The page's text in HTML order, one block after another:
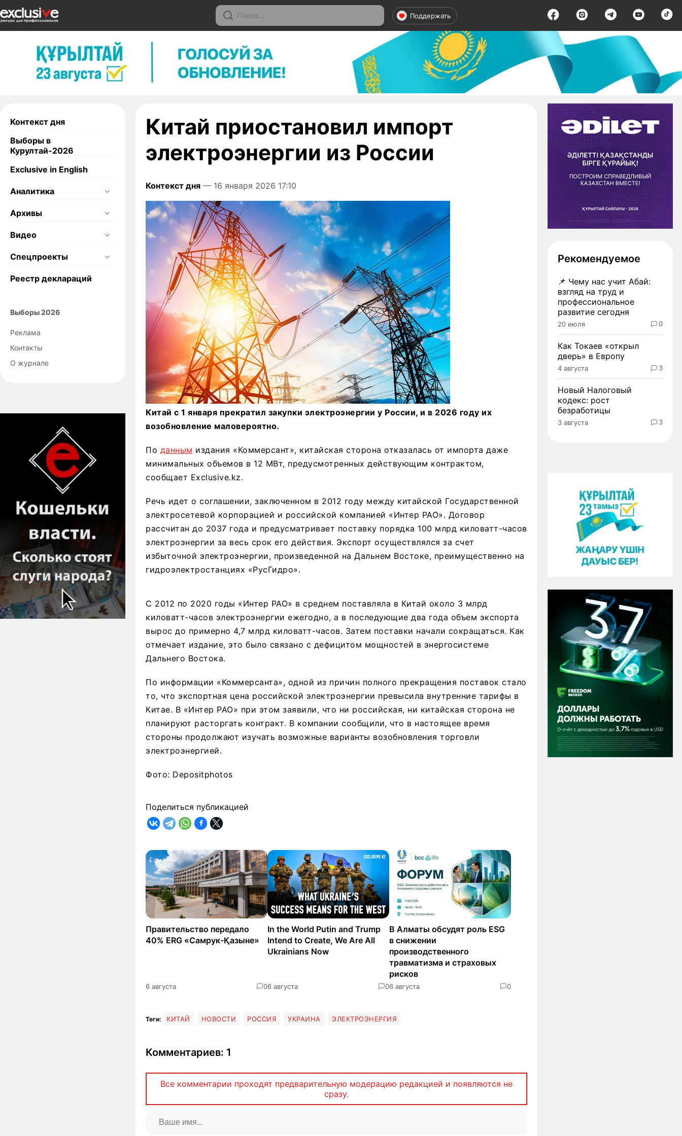
Поддержать
Контекст дня
Выборы в
Курултай-2026
Exclusive in English
Аналитика
Архивы
Видео
Спецпроекты
Реестр деклараций
Выборы 2026
Реклама
Контакты
О журнале
Китай приостановил импорт
электроэнергии из России
Контекст дня — 16 января 2026 17:10
Китай с 1 января прекратил закупки электроэнергии у России, и в 2026 году их
возобновление маловероятно.
По данным издания «Коммерсант», китайская сторона отказалась от импорта даже
минимальных объемов в 12 МВт, предусмотренных действующим контрактом,
сообщает Exclusive.kz.
Речь идет о соглашении, заключенном в 2012 году между китайской Государственной
электросетевой корпорацией и российской компанией «Интер РАО». Договор
рассчитан до 2037 года и предусматривает поставку порядка 100 млрд киловатт-часов
электроэнергии за весь срок его действия. Экспорт осуществлялся за счет
избыточной электроэнергии, произведенной на Дальнем Востоке, преимущественно на
гидроэлектростанциях «РусГидро».
С 2012 по 2020 годы «Интер РАО» в среднем поставляла в Китай около 3 млрд
киловатт-часов электроэнергии ежегодно, а в последующие два года объем экспорта
вырос до примерно 4,7 млрд киловатт-часов. Затем поставки начали сокращаться. Как
отмечает издание, это было связано с дефицитом мощностей в энергосистеме
Дальнего Востока.
По информации «Коммерсанта», одной из причин полного прекращения поставок стало
то, что экспортная цена российской электроэнергии превысила внутренние тарифы в
Китае. В «Интер РАО» при этом заявили, что ни российская, ни китайская сторона не
планируют расторгать контракт. В компании сообщили, что в настоящее время
стороны продолжают изучать возможные варианты возобновления торговли
электроэнергией.
Фото: Depositphotos
Поделиться публикацией
Правительство передало
40% ERG «Самрук-Қазыне»
6 августа 0
In the World Putin and Trump
Intend to Create, We Are All
Ukrainians Now
6 августа 0
В Алматы обсудят роль ESG
в снижении
производственного
травматизма и страховых
рисков
6 августа 0
Теги: КИТАЙ НОВОСТИ РОССИЯ УКРАИНА ЭЛЕКТРОЭНЕРГИЯ
Комментариев: 1
Все комментарии проходят предварительную модерацию редакцией и появляются не
сразу.
Рекомендуемое
📌 Чему нас учит Абай:
взгляд на труд и
профессиональное
развитие сегодня
20 июля 0
Как Токаев «открыл
дверь» в Европу
4 августа 3
Новый Налоговый
кодекс: рост
безработицы
3 августа 3